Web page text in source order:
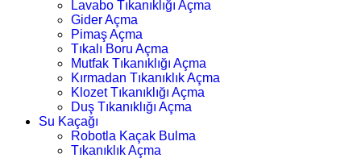
Lavabo Tıkanıklığı Açma
Gider Açma
Pimaş Açma
Tıkalı Boru Açma
Mutfak Tıkanıklığı Açma
Kırmadan Tıkanıklık Açma
Klozet Tıkanıklığı Açma
Duş Tıkanıklığı Açma
Su Kaçağı
Robotla Kaçak Bulma
Tıkanıklık Açma